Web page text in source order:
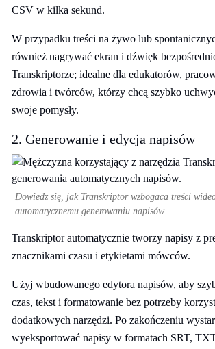
CSV w kilka sekund.
W przypadku treści na żywo lub
również nagrywać ekran i dźwięk
Transkriptorze; idealne dla edukatorów,
zdrowia i twórców, którzy chcą szybko
swoje pomysły.
2. Generowanie i edycja napisów
Dowiedz się, jak Transkriptor wzbogaca treści
automatycznemu generowaniu napisów.
Transkriptor automatycznie tworzy napisy z
znacznikami czasu i etykietami mówców.
Użyj wbudowanego edytora napisów, aby
czas, tekst i formatowanie bez potrzeby
dodatkowych narzędzi. Po zakończeniu
wyeksportować napisy w formatach SRT,